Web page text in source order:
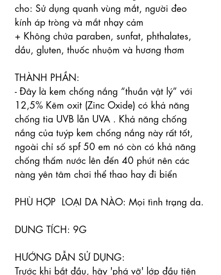
cho: Sử dụng quanh vùng mắt, người đeo
kính áp tròng và mắt nhạy cảm
+ Không chứa paraben, sunfat, phthalates,
dầu, gluten, thuốc nhuộm và hương thơm
THÀNH PHẦN:
- Đây là kem chống nắng “thuần vật lý” với
12,5% Kẽm oxit (Zinc Oxide) có khả năng
chống tia UVB lẫn UVA . Khả năng chống
nắng của tuýp kem chống nắng này rất tốt,
ngoài chỉ số spf 50 em nó còn có khả năng
chống thấm nước lên đến 40 phút nên các
nàng yên tâm chơi thể thao hay đi biển
PHÙ HỢP  LOẠI DA NÀO: Mọi tình trạng da.
DUNG TÍCH: 9G
HƯỚNG DẪN SỬ DỤNG:
Trước khi bắt đầu, hãy 'phá vỡ' lớp đầu tiên